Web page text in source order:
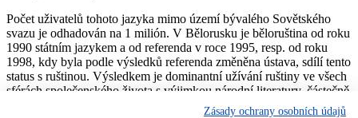
Počet uživatelů tohoto jazyka mimo území bývalého Sovětského
svazu je odhadován na 1 milión. V Bělorusku je běloruština od roku
1990 státním jazykem a od referenda v roce 1995, resp. od roku
1998, kdy byla podle výsledků referenda změněna ústava, sdílí tento
status s ruštinou. Výsledkem je dominantní užívání ruštiny ve všech
sférách společenského života s výjimkou národní literatury, částečně
hudby a národní kultury všeobecně; v omezené míře ji užívají i
Zásady ochrany osobních údajů